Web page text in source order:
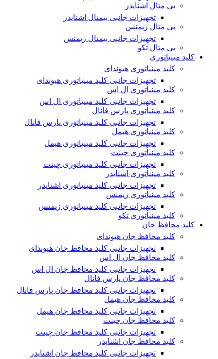
بی متال اشنایدر
تجهیزات جانبی بیمتال اشنایدر
بی متال زیمنس
تجهیزات جانبی بیمتال زیمنس
بی متال تکو
کلید مینیاتوری
کلید مینیاتوری هیوندای
تجهیزات جانبی کلید مینیاتوری هیوندای
کلید مینیاتوری ال اس
تجهیزات جانبی کلید مینیاتوری ال اس
کلید مینیاتوری پارس فانال
تجهیزات جانبی کلید مینیاتوری پارس فانال
کلید مینیاتوری هیمل
تجهیزات جانبی کلید مینیاتوری هیمل
کلید مینیاتوری چینت
تجهیزات جانبی کلید مینیاتوری چینت
کلید مینیاتوری اشنایدر
تجهیزات جانبی کلید مینیاتوری اشنایدر
کلید مینیاتوری زیمنس
تجهیزات جانبی کلید مینیاتوری زیمنس
کلید مینیاتوری تکو
کلید محافظ جان
کلید محافظ جان هیوندای
تجهیزات جانبی کلید محافظ جان هیوندای
کلید محافظ جان ال اس
تجهیزات جانبی کلید محافظ جان ال اس
کلید محافظ جان پارس فانال
تجهیزات جانبی کلید محافظ جان پارس فانال
کلید محافظ جان هیمل
تجهیزات جانبی کلید محافظ جان هیمل
کلید محافظ جان چینت
تجهیزات جانبی کلید محافظ جان چینت
کلید محافظ جان اشنایدر
تجهیزات جانبی کلید محافظ جان اشنایدر